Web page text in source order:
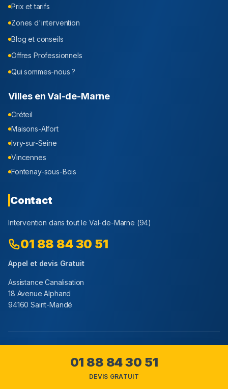
Prix et tarifs
Zones d'intervention
Blog et conseils
Offres Professionnels
Qui sommes-nous ?
Villes enVal-de-Marne
Créteil
Maisons-Alfort
Ivry-sur-Seine
Vincennes
Fontenay-sous-Bois
Contact
Intervention dans tout le Val-de-Marne (94)
01 88 84 30 51
Appel et devis Gratuit
Assistance Canalisation
18 Avenue Alphand
94160 Saint-Mandé
Facebook
01 88 84 30 51
DEVIS GRATUIT